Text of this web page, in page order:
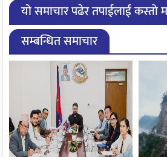
यो समाचार पढेर तपाईलाई
सम्बन्धित समाचार